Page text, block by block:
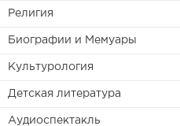
Религия
Биографии и Мемуары
Культурология
Детская литература
Аудиоспектакль